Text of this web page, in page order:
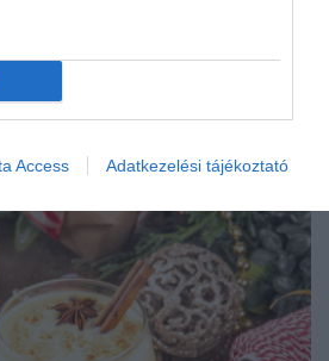
Access Adatkezelési tájékoztató
cukorbetegseg